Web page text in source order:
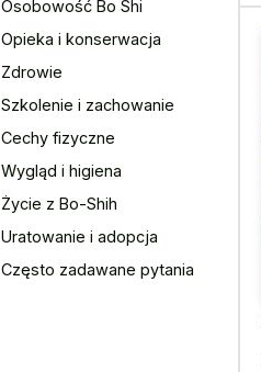
Osobowość Bo Shi
Opieka i konserwacja
Zdrowie
Szkolenie i zachowanie
Cechy fizyczne
Wygląd i higiena
Życie z Bo-Shih
Uratowanie i adopcja
Często zadawane pytania